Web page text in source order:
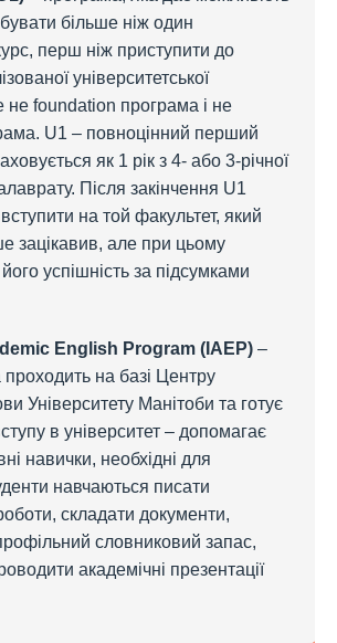
більше ніж один
перш ніж приступити до
університетської
не foundation програма і не
U1 – повноцінний перший
як 1 рік з 4- або 3-річної
Після закінчення U1
на той факультет, який
зацікавив, але при цьому
успішність за підсумками
English Program (IAEP) –
на базі Центру
Університету Манітоби та готує
в університет – допомагає
навички, необхідні для
навчаються писати
складати документи,
словниковий запас,
академічні презентації